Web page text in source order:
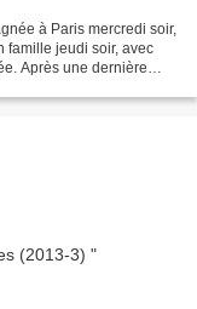
à Paris mercredi soir,
famille jeudi soir, avec
Après une dernière